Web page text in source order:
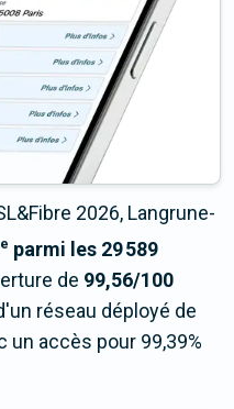
2026, Langrune-
parmi les 29 589
de 99,56/100
réseau déployé de
accès pour 99,39%